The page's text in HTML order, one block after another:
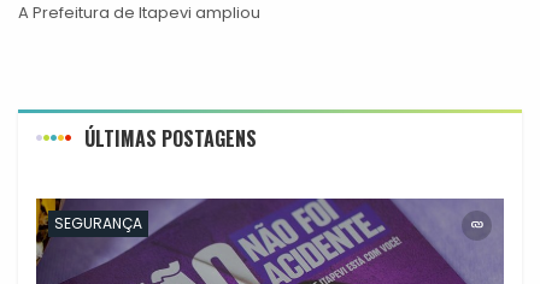
A Prefeitura de Itapevi ampliou
ÚLTIMAS POSTAGENS
SEGURANÇA